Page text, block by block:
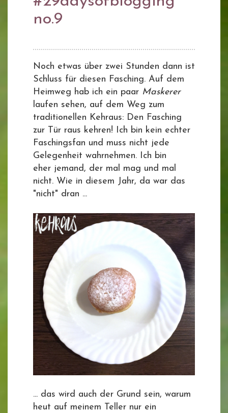
no.9
Noch etwas über zwei Stunden dann ist
Schluss für diesen Fasching. Auf dem
Heimweg hab ich ein paar Maskerer
laufen sehen, auf dem Weg zum
traditionellen Kehraus: Den Fasching
zur Tür raus kehren! Ich bin kein echter
Faschingsfan und muss nicht jede
Gelegenheit wahrnehmen. Ich bin
eher jemand, der mal mag und mal
nicht. Wie in diesem Jahr, da war das
"nicht" dran ...
... das wird auch der Grund sein, warum
heut auf meinem Teller nur ein